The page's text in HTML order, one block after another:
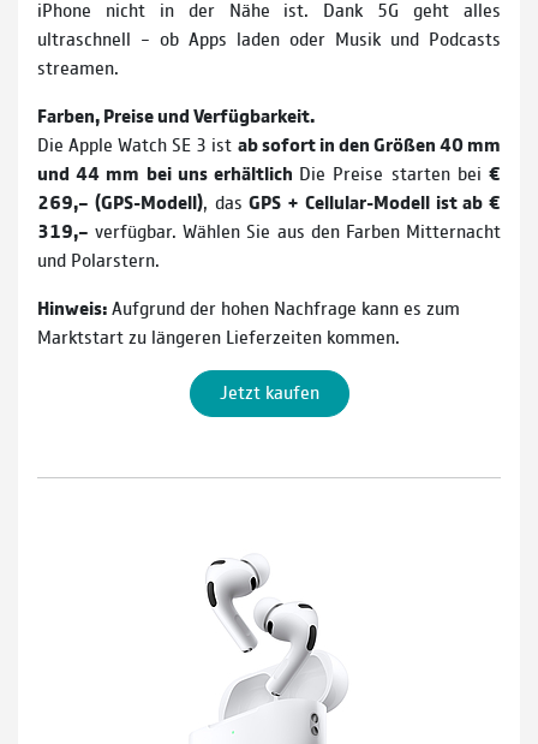
iPhone nicht in der Nähe ist. Dank 5G geht alles
ultraschnell – ob Apps laden oder Musik und Podcasts
streamen.
Farben, Preise und Verfügbarkeit.
Die Apple Watch SE 3 ist ab sofort in den Größen 40 mm
und 44 mm bei uns erhältlich Die Preise starten bei€
269,– (GPS-Modell), dasGPS + Cellular-Modell ist ab €
319,– verfügbar. Wählen Sie aus den Farben Mitternacht
und Polarstern.
Hinweis:Aufgrund der hohen Nachfrage kann es zum
Marktstart zu längeren Lieferzeiten kommen.
Jetzt kaufen